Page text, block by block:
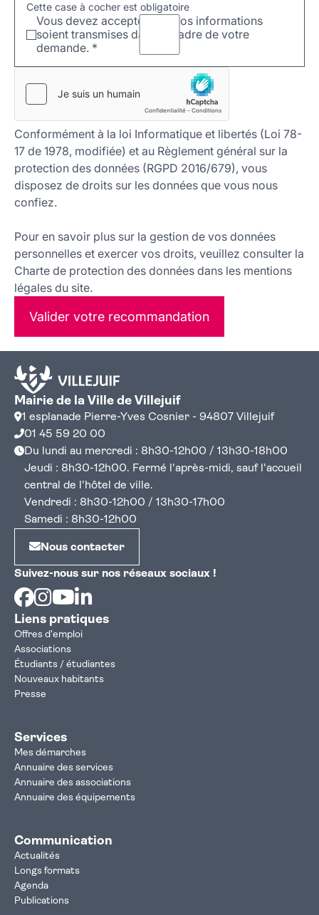
Cette case à cocher est obligatoire
Vous devez accepter que vos informations
soient transmises dans le cadre de votre
demande. *
Conformément à la loi Informatique et libertés (Loi 78-
17 de 1978, modifiée) et au Règlement général sur la
protection des données (RGPD 2016/679), vous
disposez de droits sur les données que vous nous
confiez.
Pour en savoir plus sur la gestion de vos données
personnelles et exercer vos droits, veuillez consulter la
Charte de protection des données dans les mentions
légales du site.
Valider votre recommandation
Mairie de la Ville de Villejuif
1 esplanade Pierre-Yves Cosnier - 94807 Villejuif
01 45 59 20 00
Du lundi au mercredi : 8h30-12h00 / 13h30-18h00
Jeudi : 8h30-12h00. Fermé l'après-midi, sauf l'accueil
central de l'hôtel de ville.
Vendredi : 8h30-12h00 / 13h30-17h00
Samedi : 8h30-12h00
Nous contacter
Suivez-nous sur nos réseaux sociaux !
Facebook
Instagram
Youtube
Liens pratiques
Offres d'emploi
Associations
Étudiants / étudiantes
Nouveaux habitants
Presse
Services
Mes démarches
Annuaire des services
Annuaire des associations
Annuaire des équipements
Communication
Actualités
Longs formats
Agenda
Publications